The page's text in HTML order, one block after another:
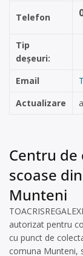
Telefon
Tip
deșeuri:
Email
Actualizare
Centru de
scoase
Munteni
autorizat pentru
cu punct de
comuna Munteni,